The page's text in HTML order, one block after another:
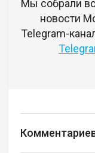
Мы собрали
новости
Telegram-